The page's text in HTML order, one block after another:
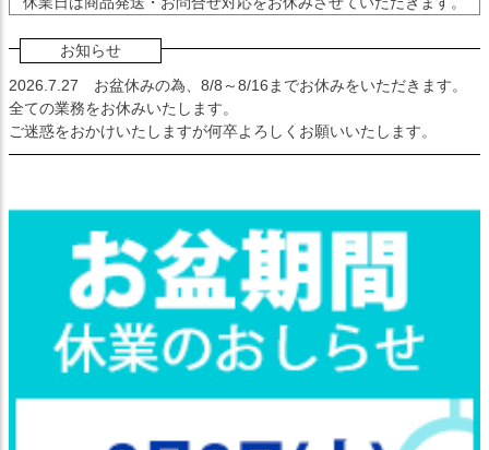
お知らせ
2026.7.27 お盆休みの為、8/8～8/16までお休みをいただきます。
全ての業務をお休みいたします。
ご迷惑をおかけいたしますが何卒よろしくお願いいたします。